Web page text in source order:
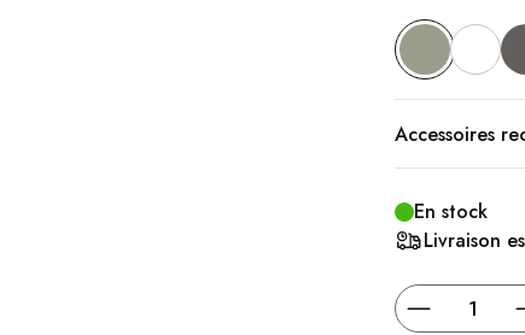
Accessoires
En stock
Livraison